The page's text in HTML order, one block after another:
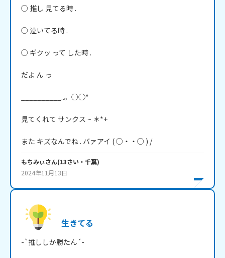
○ 推し 見てる時 .
○ 泣いてる時 .
○ ギクッ って した時 .
だよ ん っ
__________..。○◯*
見てくれて サンクス ~ ＊*+
また キズなんでね . バァアイ ( ○・・○ ) /
もちみぃさん(13さい・ 千葉)
2024年11月13日
生きてる
-`推ししか勝たん´-